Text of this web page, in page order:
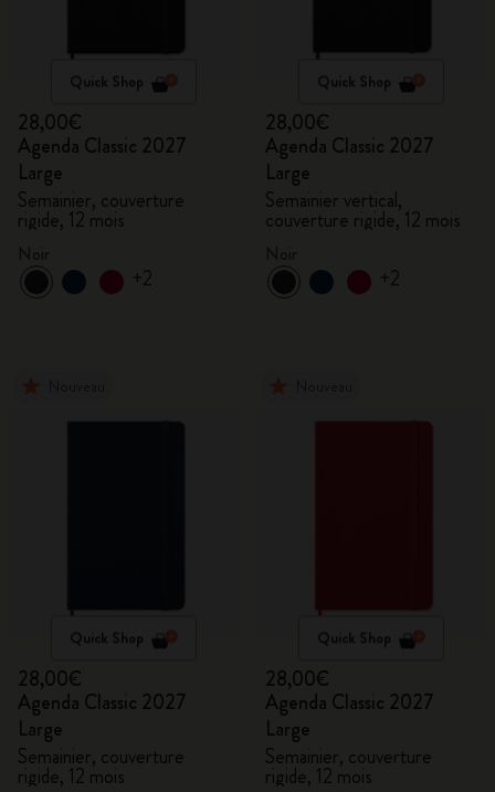
Quick Shop
28,00€
Agenda Classic 2027
Large
Semainier, couverture
rigide, 12 mois
+2
Quick Shop
28,00€
Agenda Classic 2027
Large
Semainier vertical,
couverture rigide, 12 mois
+2
Quick Shop
28,00€
Agenda Classic 2027
Large
Semainier, couverture
rigide, 12 mois
Quick Shop
28,00€
Agenda Classic 2027
Large
Semainier, couverture
rigide, 12 mois